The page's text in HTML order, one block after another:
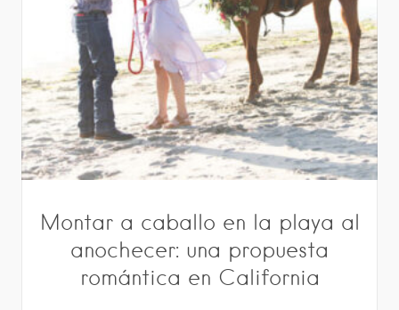
Montar a caballo en la playa al
anochecer: una propuesta
romántica en California